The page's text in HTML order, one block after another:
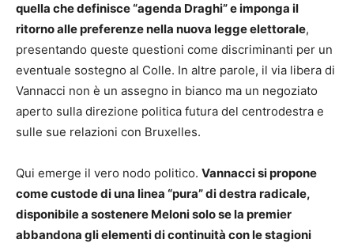
quella che definisce “agenda Draghi” e imponga il
ritorno alle preferenze nella nuova legge elettorale,
presentando queste questioni come discriminanti per un
eventuale sostegno al Colle. In altre parole, il via libera di
Vannacci non è un assegno in bianco ma un negoziato
aperto sulla direzione politica futura del centrodestra e
sulle sue relazioni con Bruxelles.
Qui emerge il vero nodo politico. Vannacci si propone
come custode di una linea “pura” di destra radicale,
disponibile a sostenere Meloni solo se la premier
abbandona gli elementi di continuità con le stagioni